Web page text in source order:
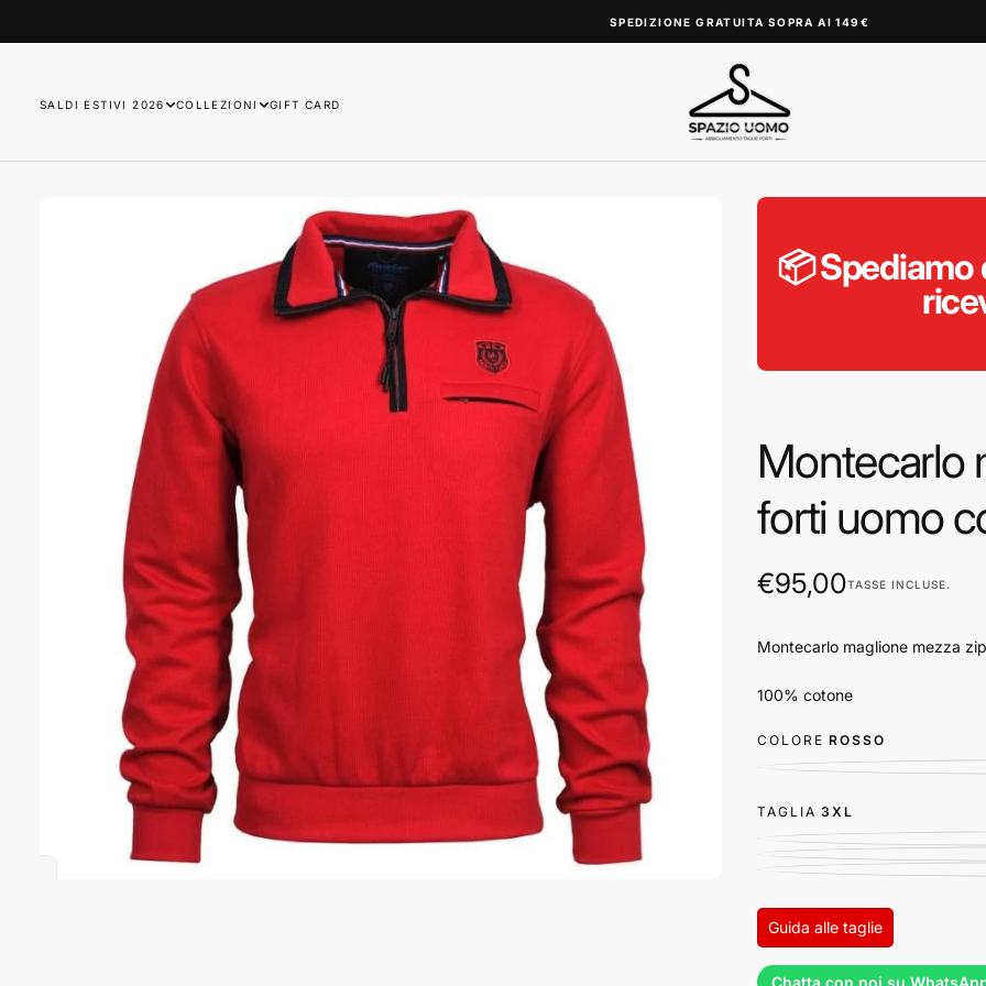
CONTENUTO
SPEDIZIONE GRATUITA SOPRA AI 149€
SALDI ESTIVI 2026 COLLEZIONI GIFT CARD
📦
Montecarlo
forti uomo
€95,00
Prezzo
€95,00TASSE INCLUSE.
Montecarlo maglione mezza zip
100% cotone
COLORE ROSSO
TAGLIA 3XL
Guida alle taglie
Chatta con noi su